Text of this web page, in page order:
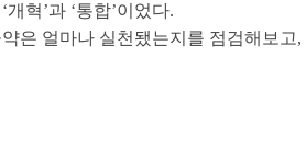
혁’과 ‘통합’이었다.
은 얼마나 실천됐는지를 점검해보고